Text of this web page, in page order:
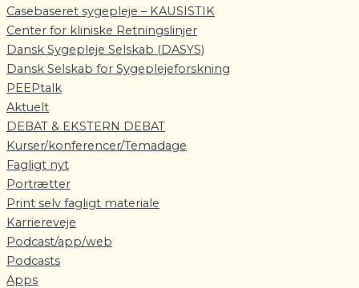
Casebaseret sygepleje – KAUSISTIK
Center for kliniske Retningslinjer
Dansk Sygepleje Selskab (DASYS)
Dansk Selskab for Sygeplejeforskning
PEEPtalk
Aktuelt
DEBAT & EKSTERN DEBAT
Kurser/konferencer/Temadage
Fagligt nyt
Portrætter
Print selv fagligt materiale
Karriereveje
Podcast/app/web
Podcasts
Apps